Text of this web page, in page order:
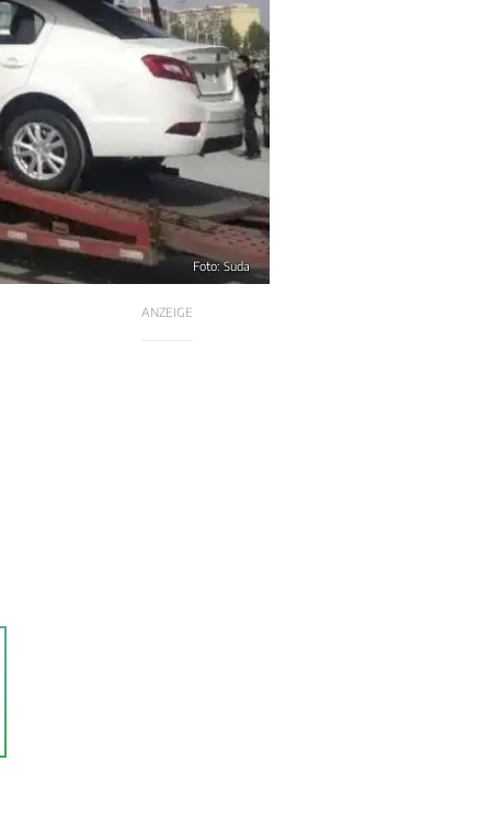
Foto: Suda
ANZEIGE